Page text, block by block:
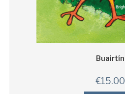
Buairtín
€15.00